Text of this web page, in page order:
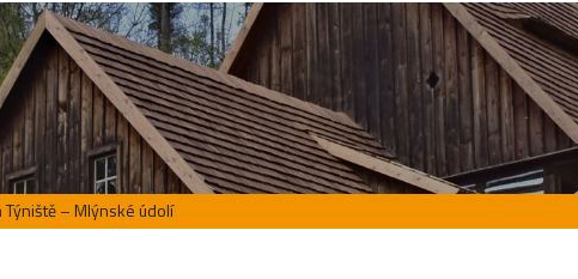
Týniště – Mlýnské údolí